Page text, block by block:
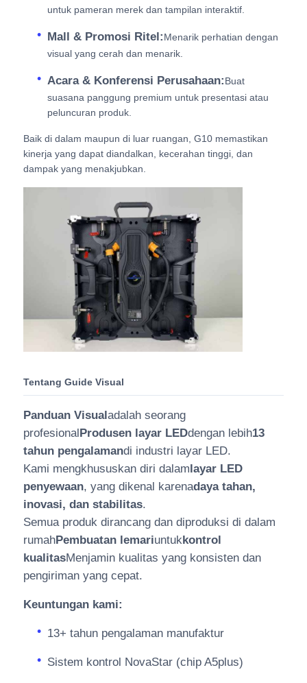
untuk pameran merek dan tampilan interaktif.
Mall & Promosi Ritel:Menarik perhatian dengan
visual yang cerah dan menarik.
Acara & Konferensi Perusahaan:Buat
suasana panggung premium untuk presentasi atau
peluncuran produk.
Baik di dalam maupun di luar ruangan, G10 memastikan
kinerja yang dapat diandalkan, kecerahan tinggi, dan
dampak yang menakjubkan.
Tentang Guide Visual
Panduan Visualadalah seorang
profesionalProdusen layar LEDdengan lebih13
tahun pengalamandi industri layar LED.
Kami mengkhususkan diri dalamlayar LED
penyewaan, yang dikenal karenadaya tahan,
inovasi, dan stabilitas.
Semua produk dirancang dan diproduksi di dalam
rumahPembuatan lemariuntukkontrol
kualitasMenjamin kualitas yang konsisten dan
pengiriman yang cepat.
Keuntungan kami:
13+ tahun pengalaman manufaktur
Sistem kontrol NovaStar (chip A5plus)